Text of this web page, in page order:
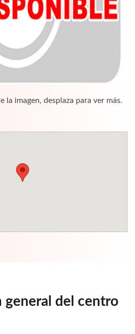
la imagen, desplaza para ver más.
general del centro